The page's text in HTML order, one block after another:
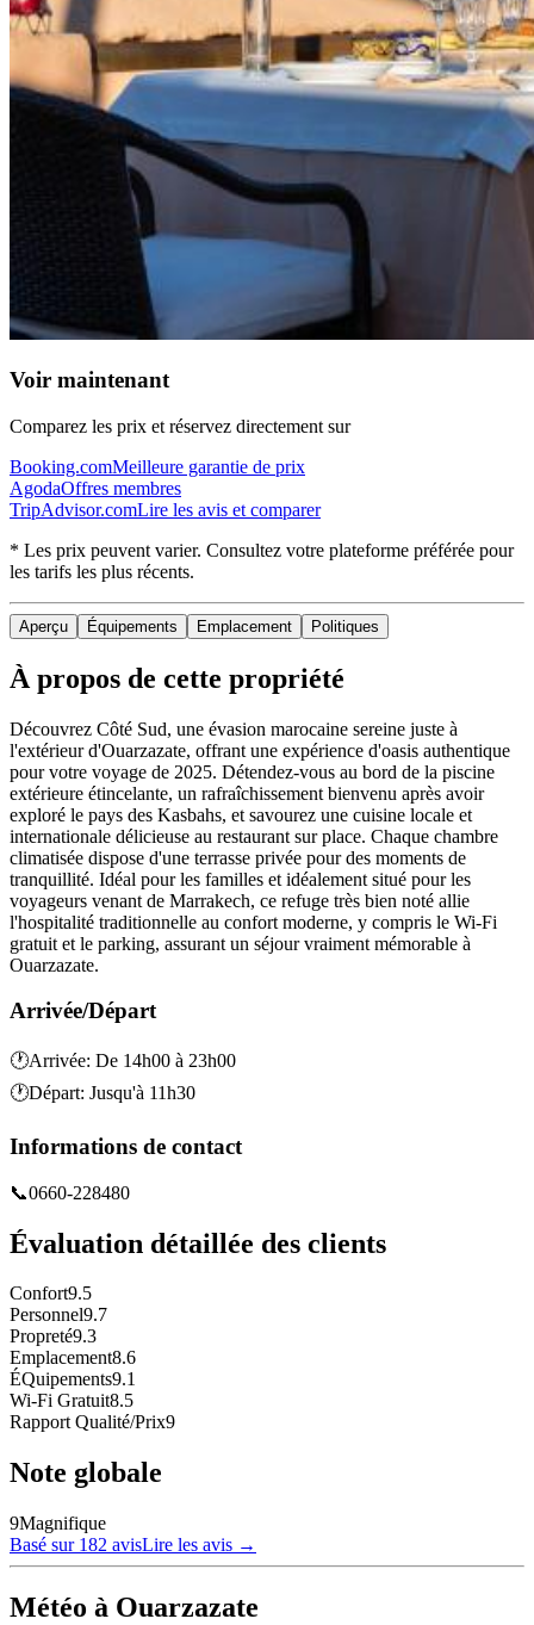
Voir maintenant
Comparez les prix et réservez directement sur
Booking.comMeilleure garantie de prix
AgodaOffres membres
TripAdvisor.comLire les avis et comparer
* Les prix peuvent varier. Consultez votre plateforme préférée pour
les tarifs les plus récents.
Aperçu Équipements Emplacement Politiques
À propos de cette propriété
Découvrez Côté Sud, une évasion marocaine sereine juste à
l'extérieur d'Ouarzazate, offrant une expérience d'oasis authentique
pour votre voyage de 2025. Détendez-vous au bord de la piscine
extérieure étincelante, un rafraîchissement bienvenu après avoir
exploré le pays des Kasbahs, et savourez une cuisine locale et
internationale délicieuse au restaurant sur place. Chaque chambre
climatisée dispose d'une terrasse privée pour des moments de
tranquillité. Idéal pour les familles et idéalement situé pour les
voyageurs venant de Marrakech, ce refuge très bien noté allie
l'hospitalité traditionnelle au confort moderne, y compris le Wi-Fi
gratuit et le parking, assurant un séjour vraiment mémorable à
Ouarzazate.
Arrivée/Départ
🕐Arrivée: De 14h00 à 23h00
🕐Départ: Jusqu'à 11h30
Informations de contact
📞0660-228480
Évaluation détaillée des clients
Confort9.5
Personnel9.7
Propreté9.3
Emplacement8.6
ÉQuipements9.1
Wi-Fi Gratuit8.5
Rapport Qualité/Prix9
Note globale
9Magnifique
Basé sur 182 avisLire les avis →
Météo à Ouarzazate